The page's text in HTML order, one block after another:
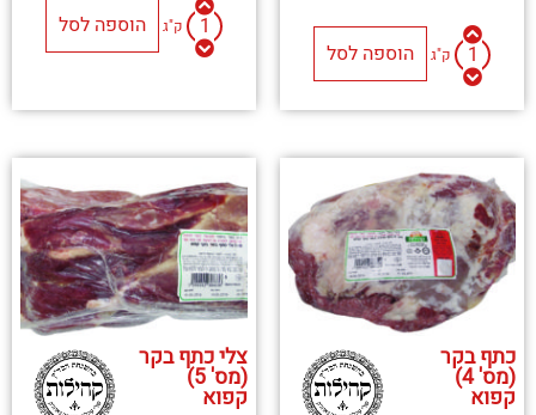
ק"ג הוספה לסל
ק"ג הוספה לסל
כתף בקר
(מס' 4)
קפוא
צלי כתף בקר
(מס' 5)
קפוא